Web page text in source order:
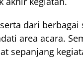
dari berbagai
area acara.
sepanjang